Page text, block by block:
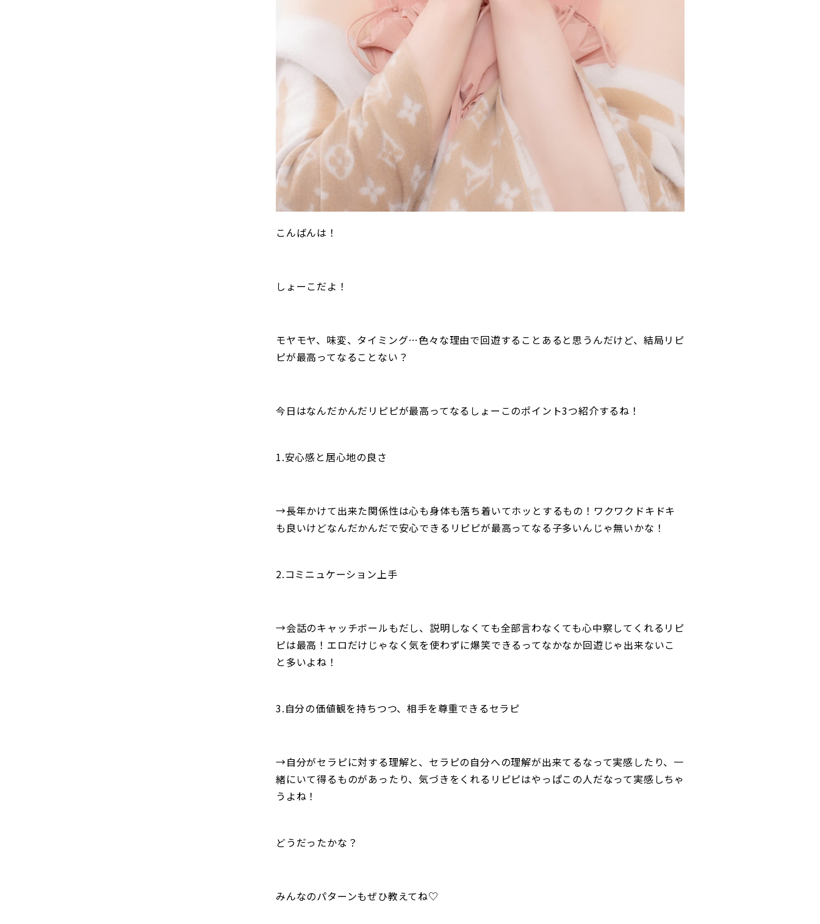
こんばんは！
しょーこだよ！
モヤモヤ、味変、タイミング…色々な理由で回遊することあると思うんだけど、結局リピ
ピが最高ってなることない？
今日はなんだかんだリピピが最高ってなるしょーこのポイント3つ紹介するね！
1.安心感と居心地の良さ
→長年かけて出来た関係性は心も身体も落ち着いてホッとするもの！ワクワクドキドキ
も良いけどなんだかんだで安心できるリピピが最高ってなる子多いんじゃ無いかな！
2.コミニュケーション上手
→会話のキャッチボールもだし、説明しなくても全部言わなくても心中察してくれるリピ
ピは最高！エロだけじゃなく気を使わずに爆笑できるってなかなか回遊じゃ出来ないこ
と多いよね！
3.自分の価値観を持ちつつ、相手を尊重できるセラピ
→自分がセラピに対する理解と、セラピの自分への理解が出来てるなって実感したり、一
緒にいて得るものがあったり、気づきをくれるリピピはやっぱこの人だなって実感しちゃ
うよね！
どうだったかな？
みんなのパターンもぜひ教えてね♡